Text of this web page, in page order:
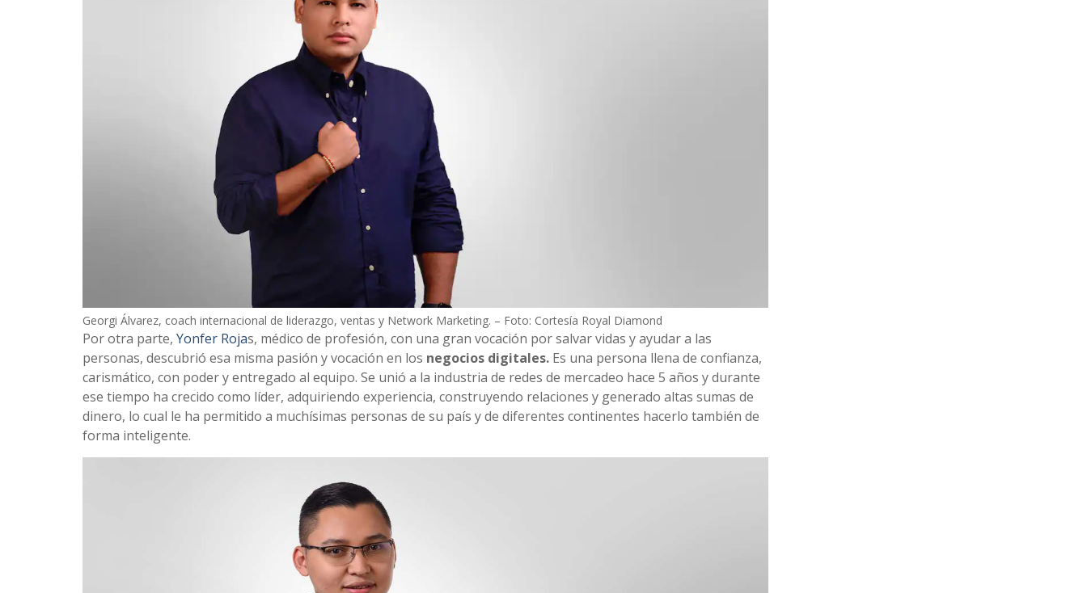
Georgi Álvarez, coach internacional de liderazgo, ventas y Network Marketing. – Foto: Cortesía Royal Diamond
Por otra parte, Yonfer Rojas, médico de profesión, con una gran vocación por salvar vidas y ayudar a las
personas, descubrió esa misma pasión y vocación en los negocios digitales. Es una persona llena de confianza,
carismático, con poder y entregado al equipo. Se unió a la industria de redes de mercadeo hace 5 años y durante
ese tiempo ha crecido como líder, adquiriendo experiencia, construyendo relaciones y generado altas sumas de
dinero, lo cual le ha permitido a muchísimas personas de su país y de diferentes continentes hacerlo también de
forma inteligente.